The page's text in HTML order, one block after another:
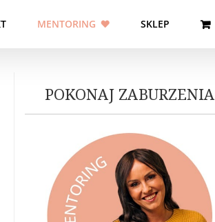
MENTORING SKLEP
POKONAJ ZABURZENIA